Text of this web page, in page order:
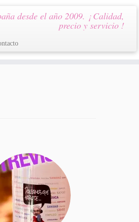
desde el año 2009. ¡ Calidad,
precio y servicio !